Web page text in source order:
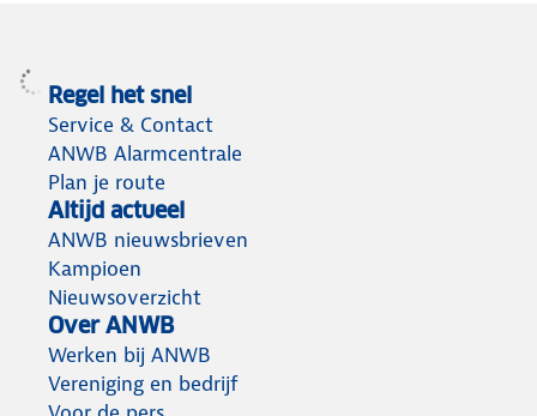
Regel het snel
Service & Contact
ANWB Alarmcentrale
Plan je route
Altijd actueel
ANWB nieuwsbrieven
Kampioen
Nieuwsoverzicht
Over ANWB
Werken bij ANWB
Vereniging en bedrijf